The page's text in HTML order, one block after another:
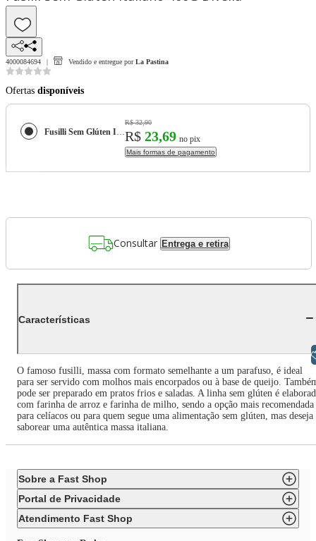
4000084694 Vendido e entregue por La Pastina
Ofertas disponíveis
Fusilli Sem Glúten Italiano 400G Divella
R$ 32,90
R$ 23,69 no pix
Mais formas de pagamento
Consultar Entrega e retira
Características
O famoso fusilli, massa com formato semelhante a um parafuso, é ideal
para ser servido com molhos mais encorpados ou à base de queijo.
pode ser preparado em pratos frios e saladas. A linha sem glúten é
com farinha de arroz e farinha de milho, sendo a opção mais recomendada
para celíacos ou para quem segue uma alimentação sem glúten, mas deseja
saborear uma autêntica massa italiana.
Sobre a Fast Shop
Portal de Privacidade
Atendimento Fast Shop
Libras